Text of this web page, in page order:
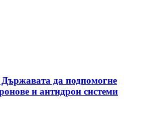
да подпомогне
и антидрон системи